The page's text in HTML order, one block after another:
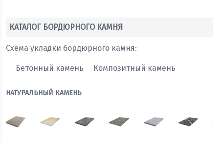
КАТАЛОГ БОРДЮРНОГО КАМНЯ
Схема укладки бордюрного камня:
Бетонный камень Композитный камень
НАТУРАЛЬНЫЙ КАМЕНЬ